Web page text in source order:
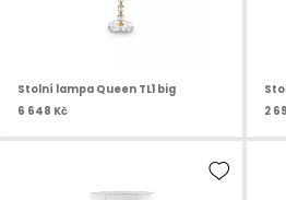
Stolní lampa Queen TL1 big
6 648 Kč
2